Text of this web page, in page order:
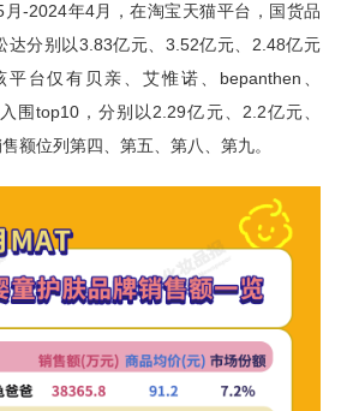
-2024年4月，在淘宝天猫平台，国货品
达分别以3.83亿元、3.52亿元、2.48亿元
台仅有贝亲、艾惟诺、bepanthen、
围top10，分别以2.29亿元、2.2亿元、
额位列第四、第五、第八、第九。